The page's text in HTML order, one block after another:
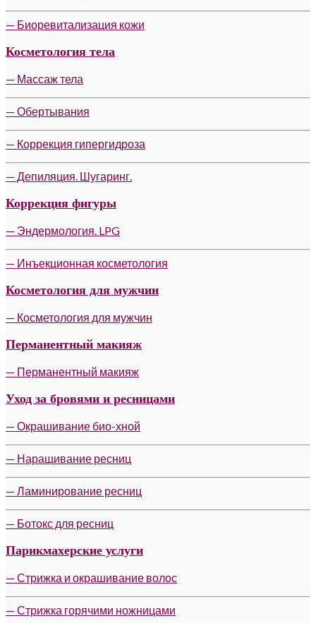
— Биоревитализация кожи
Косметология тела
— Массаж тела
— Обертывания
— Коррекция гипергидроза
— Депиляция. Шугаринг.
Коррекция фигуры
— Эндермология. LPG
— Инъекционная косметология
Косметология для мужчин
— Косметология для мужчин
Перманентный макияж
— Перманентный макияж
Уход за бровями и ресницами
— Окрашивание био-хной
— Наращивание ресниц
— Ламинирование ресниц
— Ботокс для ресниц
Парикмахерские услуги
— Стрижка и окрашивание волос
— Стрижка горячими ножницами